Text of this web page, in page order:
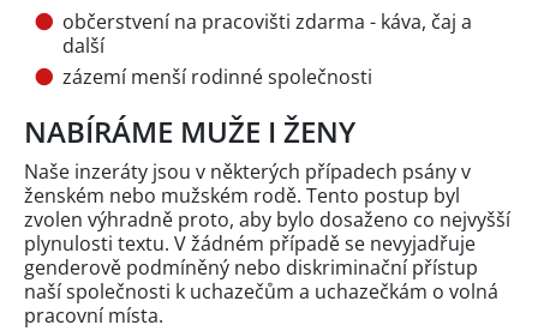
občerstvení na pracovišti zdarma - káva, čaj a
další
zázemí menší rodinné společnosti
NABÍRÁME MUŽE I ŽENY
Naše inzeráty jsou v některých případech psány v
ženském nebo mužském rodě. Tento postup byl
zvolen výhradně proto, aby bylo dosaženo co nejvyšší
plynulosti textu. V žádném případě se nevyjadřuje
genderově podmíněný nebo diskriminační přístup
naší společnosti k uchazečům a uchazečkám o volná
pracovní místa.